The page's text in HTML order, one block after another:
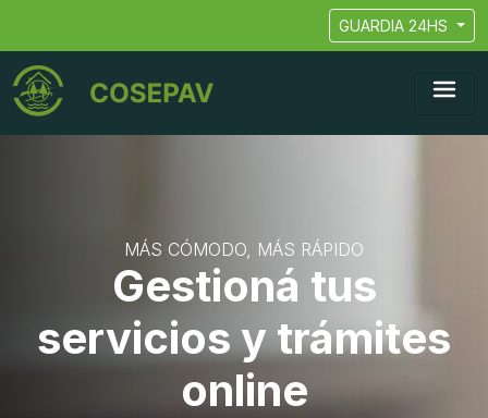
GUARDIA 24HS
MÁS CÓMODO, MÁS RÁPIDO
Gestioná tus
servicios y trámites
online